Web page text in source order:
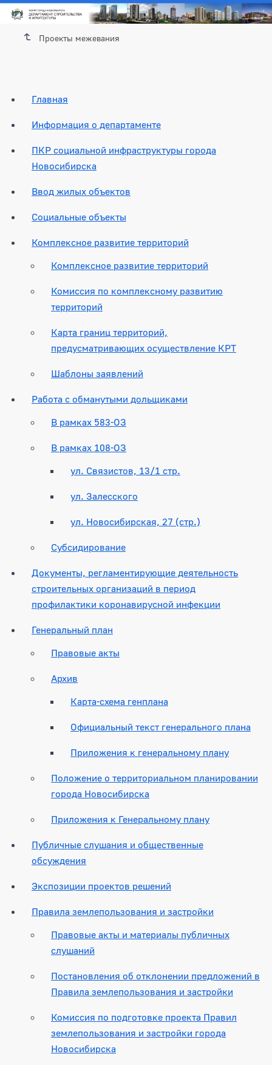
Проекты межевания
Главная
Информация о департаменте
ПКР социальной инфраструктуры города
Новосибирска
Ввод жилых объектов
Социальные объекты
Комплексное развитие территорий
Комплексное развитие территорий
Комиссия по комплексному развитию
территорий
Карта границ территорий,
предусматривающих осуществление КРТ
Шаблоны заявлений
Работа с обманутыми дольщиками
В рамках 583-ОЗ
В рамках 108-ОЗ
ул. Связистов, 13/1 стр.
ул. Залесского
ул. Новосибирская, 27 (стр.)
Субсидирование
Документы, регламентирующие деятельность
строительных организаций в период
профилактики коронавирусной инфекции
Генеральный план
Правовые акты
Архив
Карта-схема генплана
Официальный текст генерального плана
Приложения к генеральному плану
Положение о территориальном планировании
города Новосибирска
Приложения к Генеральному плану
Публичные слушания и общественные
обсуждения
Экспозиции проектов решений
Правила землепользования и застройки
Правовые акты и материалы публичных
слушаний
Постановления об отклонении предложений в
Правила землепользования и застройки
Комиссия по подготовке проекта Правил
землепользования и застройки города
Новосибирска